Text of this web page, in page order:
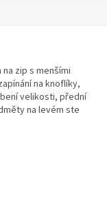
zip s menšími
na knoflíky,
velikosti, přední
na levém ste